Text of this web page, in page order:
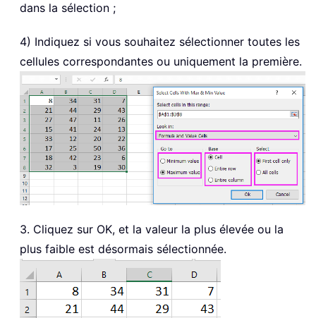
dans la sélection ;
4) Indiquez si vous souhaitez sélectionner toutes les
cellules correspondantes ou uniquement la première.
3. Cliquez sur OK, et la valeur la plus élevée ou la
plus faible est désormais sélectionnée.